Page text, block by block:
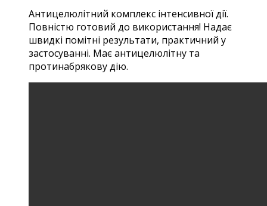
Антицелюлітний комплекс інтенсивної дії.
Повністю готовий до використання! Надає
швидкі помітні результати, практичний у
застосуванні. Має антицелюлітну та
протинабрякову дію.